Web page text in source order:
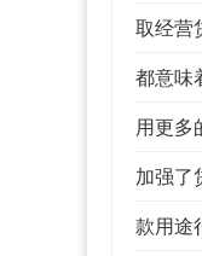
取经营
都意味
用更多
加强了